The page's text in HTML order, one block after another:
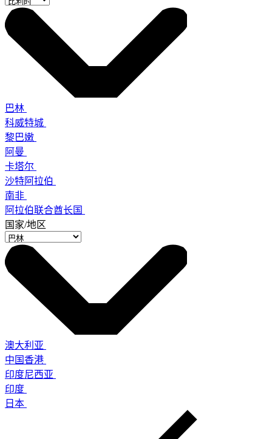
巴林
科威特城
黎巴嫩
阿曼
卡塔尔
沙特阿拉伯
南非
阿拉伯联合酋长国
国家/地区
澳大利亚
中国香港
印度尼西亚
印度
日本